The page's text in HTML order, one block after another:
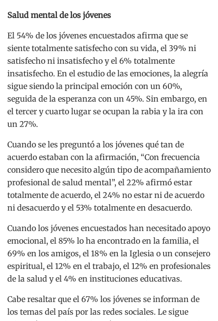
Salud mental de los jóvenes
El 54% de los jóvenes encuestados afirma que se
siente totalmente satisfecho con su vida, el 39% ni
satisfecho ni insatisfecho y el 6% totalmente
insatisfecho. En el estudio de las emociones, la alegría
sigue siendo la principal emoción con un 60%,
seguida de la esperanza con un 45%. Sin embargo, en
el tercer y cuarto lugar se ocupan la rabia y la ira con
un 27%.
Cuando se les preguntó a los jóvenes qué tan de
acuerdo estaban con la afirmación, “Con frecuencia
considero que necesito algún tipo de acompañamiento
profesional de salud mental”, el 22% afirmó estar
totalmente de acuerdo, el 24% no estar ni de acuerdo
ni desacuerdo y el 53% totalmente en desacuerdo.
Cuando los jóvenes encuestados han necesitado apoyo
emocional, el 85% lo ha encontrado en la familia, el
69% en los amigos, el 18% en la Iglesia o un consejero
espiritual, el 12% en el trabajo, el 12% en profesionales
de la salud y el 4% en instituciones educativas.
Cabe resaltar que el 67% los jóvenes se informan de
los temas del país por las redes sociales. Le sigue